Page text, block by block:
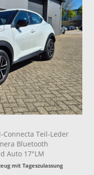
Connecta Teil-Leder
Bluetooth
Auto 17"LM
mit Tageszulassung